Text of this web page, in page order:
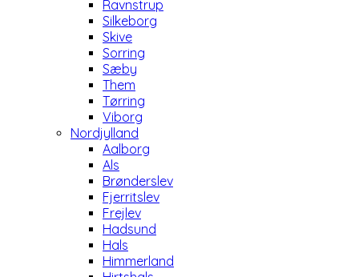
Ravnstrup
Silkeborg
Skive
Sorring
Sæby
Them
Tørring
Viborg
Nordjylland
Aalborg
Als
Brønderslev
Fjerritslev
Frejlev
Hadsund
Hals
Himmerland